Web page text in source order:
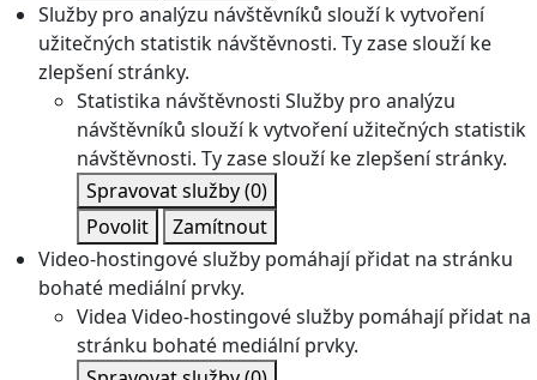
Služby pro analýzu návštěvníků slouží k vytvoření
užitečných statistik návštěvnosti. Ty zase slouží ke
zlepšení stránky.
Statistika návštěvnosti Služby pro analýzu
návštěvníků slouží k vytvoření užitečných statistik
návštěvnosti. Ty zase slouží ke zlepšení stránky.
Spravovat služby(0)
Povolit
Zamítnout
Video-hostingové služby pomáhají přidat na stránku
bohaté mediální prvky.
Videa Video-hostingové služby pomáhají přidat na
stránku bohaté mediální prvky.